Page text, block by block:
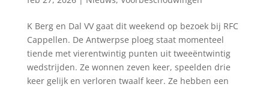
K Berg en Dal VV gaat dit weekend op bezoek bij RFC
Cappellen. De Antwerpse ploeg staat momenteel
tiende met vierentwintig punten uit tweeëntwintig
wedstrijden. Ze wonnen zeven keer, speelden drie
keer gelijk en verloren twaalf keer. Ze hebben een